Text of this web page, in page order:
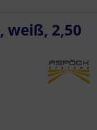
weiß, 2,50